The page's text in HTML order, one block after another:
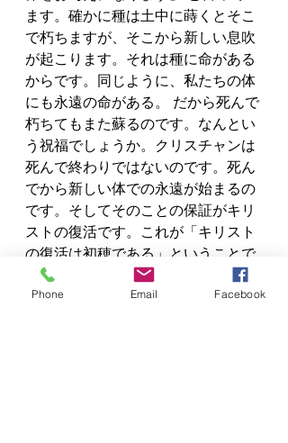
ます。確かに種は土中に蒔くとそこ
で朽ちますが、そこから新しい息吹
が起こります。それは種に命がある
からです。同じように、私たちの体
にも永遠の命がある。 だから死んで
朽ちてもまた蘇るのです。なんとい
う祝福でしょうか。クリスチャンは
死んで終わりではないのです。死ん
でから新しい体での永遠が始まるの
です。そしてそのことの保証がキリ
ストの復活です。これが「キリスト
の復活は初穂である」ということで
す。
Phone Email Facebook